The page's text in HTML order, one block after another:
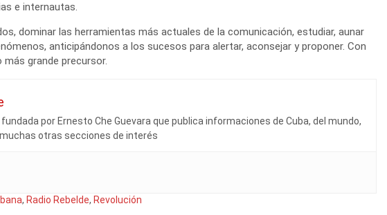
e internautas.
dominar las herramientas más actuales de la comunicación, estudiar, aunar
anticipándonos a los sucesos para alertar, aconsejar y proponer. Con
más grande precursor.
por Ernesto Che Guevara que publica informaciones de Cuba, del mundo,
otras secciones de interés
, Radio Rebelde, Revolución